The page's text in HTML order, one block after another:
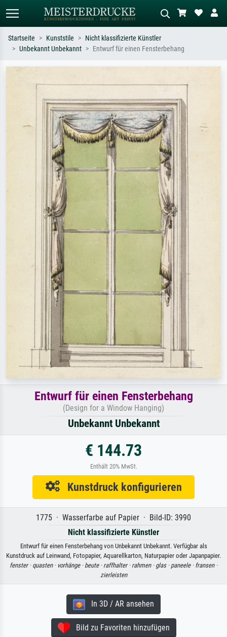
oder Stilen – z.B. Monet,
Hokusai, Akt.
Wiese, Abstrakt mit viel Rot, Dunkles
Ölgemälde, Stehender Akt neben einem
Baum.
Startseite Kunststile
Nicht klassifizierte Künstler
Unbekannt Unbekannt
Entwurf für einen Fensterbehang
Entwurf für einen Fensterbehang
(Design for a Window Hanging)
Unbekannt Unbekannt
€ 144.73
Enthält 20% MwSt.
Kunstdruck konfigurieren
1775 · Wasserfarbe auf Papier · Bild-ID: 3990
Nicht klassifizierte Künstler
Entwurf für einen Fensterbehang von Unbekannt Unbekannt. Verfügbar als
Kunstdruck auf Leinwand, Fotopapier, Aquarellkarton, Naturpapier oder Japanpapier.
fenster · quasten · vorhänge · beute · raffhalter · rahmen · glas · paneele · fransen ·
zierleisten
In 3D / AR ansehen
Bild zu Favoriten hinzufügen